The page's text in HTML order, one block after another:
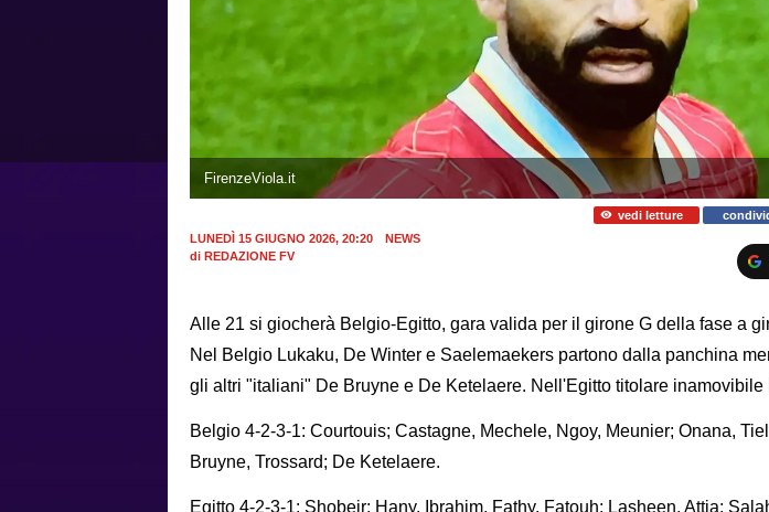
FirenzeViola.it
vedi letture
LUNEDÌ 15 GIUGNO 2026, 20:20
NEWS
di REDAZIONE FV
Alle 21 si giocherà Belgio-Egitto, gara valida per il girone G della fase a
Nel Belgio Lukaku, De Winter e Saelemaekers partono dalla panchina
gli altri "italiani" De Bruyne e De Ketelaere. Nell'Egitto titolare inamovibile
Belgio 4-2-3-1: Courtouis; Castagne, Mechele, Ngoy, Meunier; Onana,
Bruyne, Trossard; De Ketelaere.
Egitto 4-2-3-1: Shobeir; Hany, Ibrahim, Fathy, Fatouh; Lasheen, Attia;